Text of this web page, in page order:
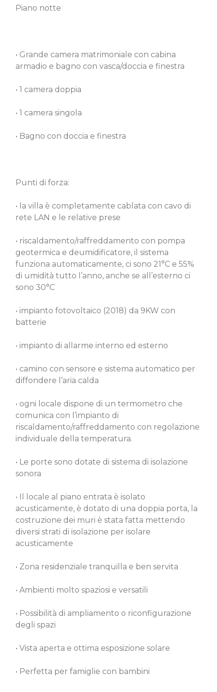
Piano notte
• Grande camera matrimoniale con cabina
armadio e bagno con vasca/doccia e finestra
• 1 camera doppia
• 1 camera singola
• Bagno con doccia e finestra
Punti di forza:
• la villa è completamente cablata con cavo di
rete LAN e le relative prese
• riscaldamento/raffreddamento con pompa
geotermica e deumidificatore, il sistema
funziona automaticamente, ci sono 21°C e 55%
di umidità tutto l’anno, anche se all’esterno ci
sono 30°C
• impianto fotovoltaico (2018) da 9KW con
batterie
• impianto di allarme interno ed esterno
• camino con sensore e sistema automatico per
diffondere l’aria calda
• ogni locale dispone di un termometro che
comunica con l’impianto di
riscaldamento/raffreddamento con regolazione
individuale della temperatura.
• Le porte sono dotate di sistema di isolazione
sonora
• Il locale al piano entrata è isolato
acusticamente, è dotato di una doppia porta, la
costruzione dei muri è stata fatta mettendo
diversi strati di isolazione per isolare
acusticamente
• Zona residenziale tranquilla e ben servita
• Ambienti molto spaziosi e versatili
• Possibilità di ampliamento o riconfigurazione
degli spazi
• Vista aperta e ottima esposizione solare
• Perfetta per famiglie con bambini